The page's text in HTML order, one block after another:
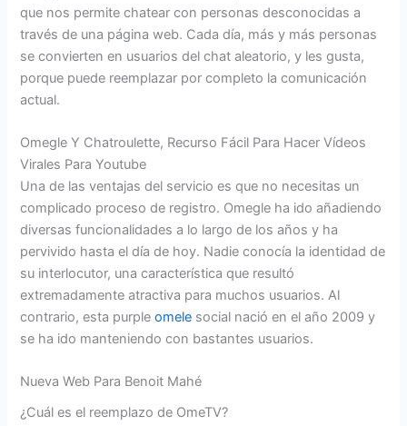
que nos permite chatear con personas desconocidas a
través de una página web. Cada día, más y más personas
se convierten en usuarios del chat aleatorio, y les gusta,
porque puede reemplazar por completo la comunicación
actual.
Omegle Y Chatroulette, Recurso Fácil Para Hacer Vídeos
Virales Para Youtube
Una de las ventajas del servicio es que no necesitas un
complicado proceso de registro. Omegle ha ido añadiendo
diversas funcionalidades a lo largo de los años y ha
pervivido hasta el día de hoy. Nadie conocía la identidad de
su interlocutor, una característica que resultó
extremadamente atractiva para muchos usuarios. Al
contrario, esta purpleomele social nació en el año 2009 y
se ha ido manteniendo con bastantes usuarios.
Nueva Web Para Benoit Mahé
¿Cuál es el reemplazo de OmeTV?